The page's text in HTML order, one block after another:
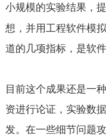
小规模的实验结果，
想，并用工程软件模
道的几项指标，是软
目前这个成果还是一
资进行论证，实验数
发。在一些细节问题